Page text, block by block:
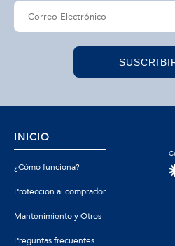
INICIO
¿Cómo funciona?
Protección al comprador
Mantenimiento y Otros
Preguntas frecuentes